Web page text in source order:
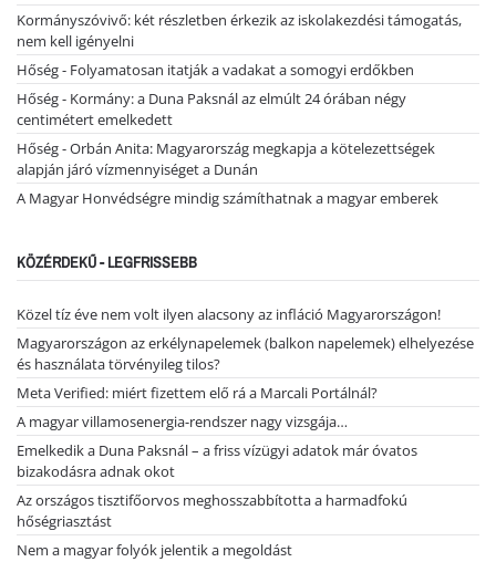
Kormányszóvivő: két részletben érkezik az iskolakezdési támogatás,
nem kell igényelni
Hőség - Folyamatosan itatják a vadakat a somogyi erdőkben
Hőség - Kormány: a Duna Paksnál az elmúlt 24 órában négy
centimétert emelkedett
Hőség - Orbán Anita: Magyarország megkapja a kötelezettségek
alapján járó vízmennyiséget a Dunán
A Magyar Honvédségre mindig számíthatnak a magyar emberek
KÖZÉRDEKŰ - LEGFRISSEBB
Közel tíz éve nem volt ilyen alacsony az infláció Magyarországon!
Magyarországon az erkélynapelemek (balkon napelemek) elhelyezése
és használata törvényileg tilos?
Meta Verified: miért fizettem elő rá a Marcali Portálnál?
A magyar villamosenergia-rendszer nagy vizsgája…
Emelkedik a Duna Paksnál – a friss vízügyi adatok már óvatos
bizakodásra adnak okot
Az országos tisztifőorvos meghosszabbította a harmadfokú
hőségriasztást
Nem a magyar folyók jelentik a megoldást